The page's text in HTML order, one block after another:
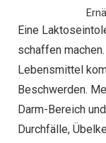
Eine
schaffen
Lebensmittel
Beschwerden.
Darm-Bereich
Durchfälle,